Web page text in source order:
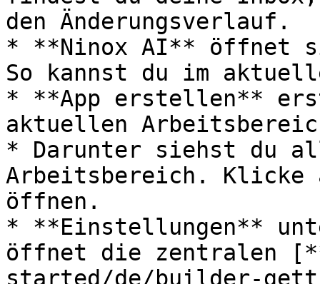
den Änderungsverlauf.
* **Ninox AI** öffnet
So kannst du im
* **App erstellen**
aktuellen
* Darunter siehst du
Arbeitsbereich. Klicke
öffnen.
* **Einstellungen**
öffnet die zentralen
started/de/builder-